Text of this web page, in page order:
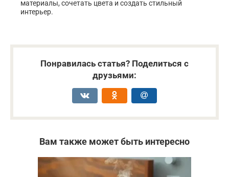
материалы, сочетать цвета и создать стильный
интерьер.
Понравилась статья? Поделиться с
друзьями:
Вам также может быть интересно